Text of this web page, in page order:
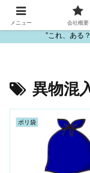
ビニール・プ
”これ、ある
異物混
ポリ袋
メニュー 会社概要